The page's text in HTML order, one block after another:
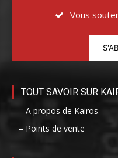
Vous
TOUT SAVOIR SUR
– A propos de Kairos
– Points de vente